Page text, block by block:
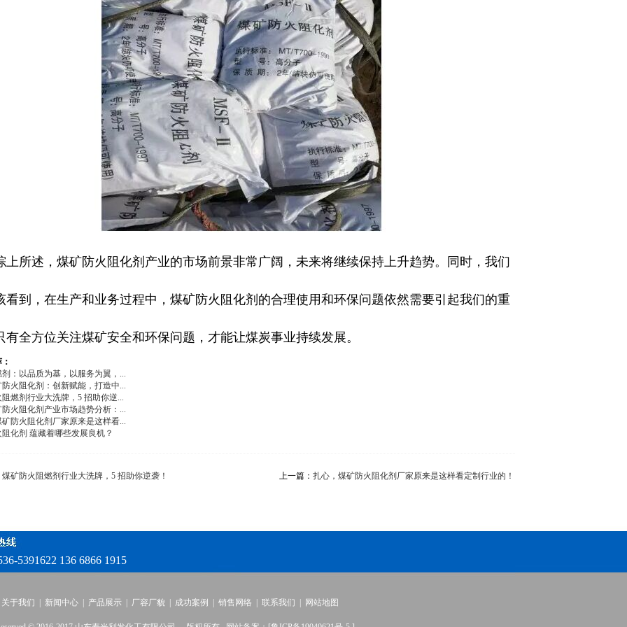
述，煤矿防火阻化剂产业的市场前景非常广阔，未来将继续保持上升趋势。同时，我们
看到，在生产和业务过程中，煤矿防火阻化剂的合理使用和环保问题依然需要引起我们的重
有全方位关注煤矿安全和环保问题，才能让煤炭事业持续发展。
：以品质为基，以服务为翼，...
火阻化剂：创新赋能，打造中...
燃剂行业大洗牌，5 招助你逆...
火阻化剂产业市场趋势分析：...
防火阻化剂厂家原来是这样看...
化剂 蕴藏着哪些发展良机？
煤矿防火阻燃剂行业大洗牌，5 招助你逆袭！ 上一篇： 扎心，煤矿防火阻化剂厂家原来是这样看定制行业的！
5391622 136 6866 1915
关于我们 新闻中心 产品展示 厂容厂貌 成功案例 销售网络 联系我们 网站地图